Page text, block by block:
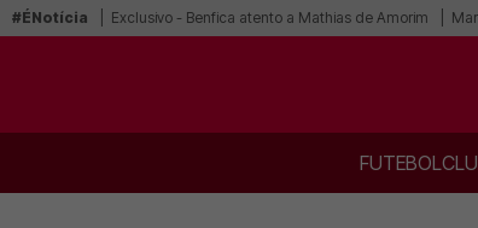
#ÉNotícia Exclusivo - Benfica atento a Mathias de Amorim
FUTEBOL